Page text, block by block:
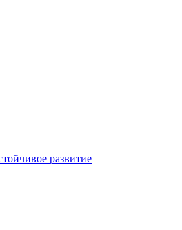
развитие